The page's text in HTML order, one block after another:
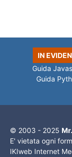
IN
Guida
Guida
© 2003 - 2025
E' vietata ogni
IKIweb Internet